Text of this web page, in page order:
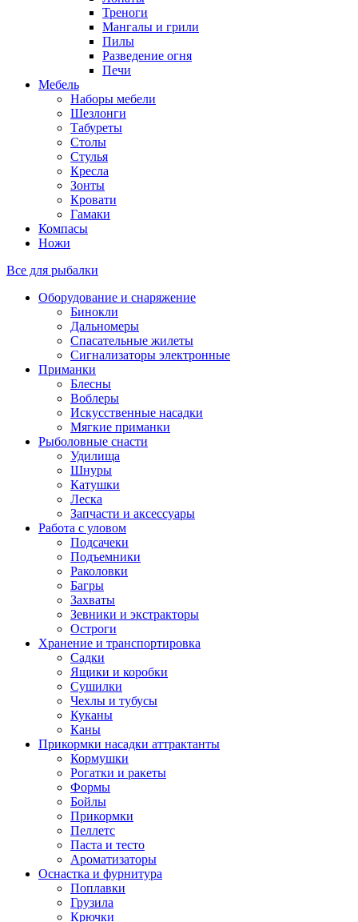
Треноги
Мангалы и грили
Пилы
Разведение огня
Печи
Мебель
Наборы мебели
Шезлонги
Табуреты
Столы
Стулья
Кресла
Зонты
Кровати
Гамаки
Компасы
Ножи
Все для рыбалки
Оборудование и снаряжение
Бинокли
Дальномеры
Спасательные жилеты
Сигнализаторы электронные
Приманки
Блесны
Воблеры
Искусственные насадки
Мягкие приманки
Рыболовные снасти
Удилища
Шнуры
Катушки
Леска
Запчасти и аксессуары
Работа с уловом
Подсачеки
Подъемники
Раколовки
Багры
Захваты
Зевники и экстракторы
Остроги
Хранение и транспортировка
Садки
Ящики и коробки
Сушилки
Чехлы и тубусы
Куканы
Каны
Прикормки насадки аттрактанты
Кормушки
Рогатки и ракеты
Формы
Бойлы
Прикормки
Пеллетс
Паста и тесто
Ароматизаторы
Оснастка и фурнитура
Поплавки
Грузила
Крючки